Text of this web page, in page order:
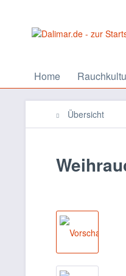
Home
Übersicht